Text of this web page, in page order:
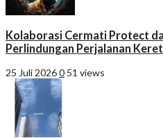
Kolaborasi Cermati Protect
Perlindungan Perjalanan
25 Juli 20260 51 views